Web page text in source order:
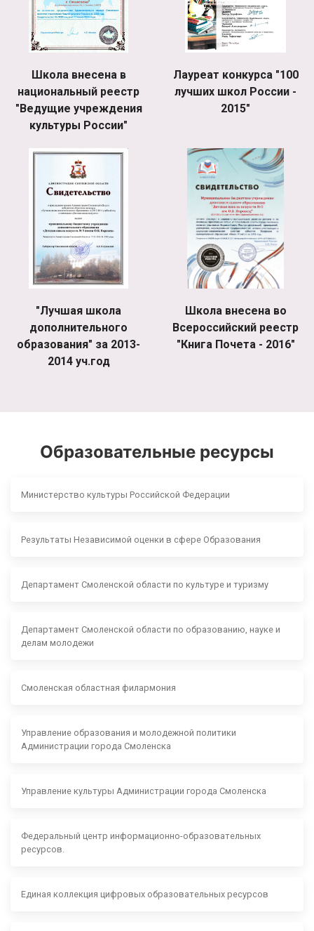
Школа внесена в
национальный реестр
"Ведущие учреждения
культуры России"
Лауреат конкурса "100
лучших школ России -
2015"
"Лучшая школа
дополнительного
образования" за 2013-
2014 уч.год
Школа внесена во
Всероссийский реестр
"Книга Почета - 2016"
Образовательные ресурсы
Министерство культуры Российской Федерации
Результаты Независимой оценки в сфере Образования
Департамент Смоленской области по культуре и туризму
Департамент Смоленской области по образованию, науке и
делам молодежи
Смоленская областная филармония
Управление образования и молодежной политики
Администрации города Смоленска
Управление культуры Администрации города Смоленска
Федеральный центр информационно-образовательных
ресурсов.
Единая коллекция цифровых образовательных ресурсов